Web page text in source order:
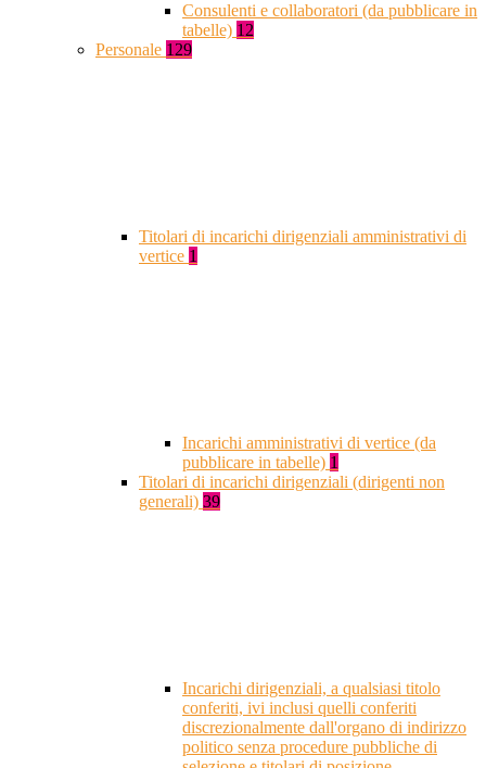
Consulenti e collaboratori (da pubblicare in
tabelle) 12
Personale 129
Titolari di incarichi dirigenziali amministrativi di
vertice 1
Incarichi amministrativi di vertice (da
pubblicare in tabelle) 1
Titolari di incarichi dirigenziali (dirigenti non
generali) 39
Incarichi dirigenziali, a qualsiasi titolo
conferiti, ivi inclusi quelli conferiti
discrezionalmente dall'organo di indirizzo
politico senza procedure pubbliche di